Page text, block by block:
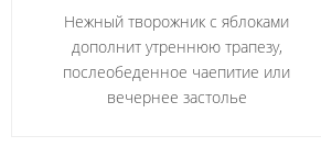
Нежный творожник с яблоками
дополнит утреннюю трапезу,
послеобеденное чаепитие или
вечернее застолье